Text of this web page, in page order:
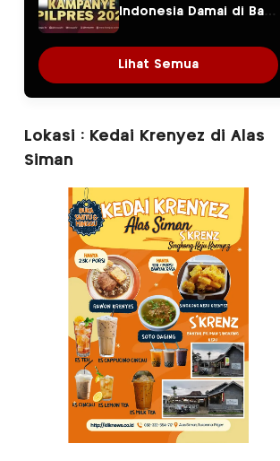
Indonesia Damai di Balai
Lihat Semua
Lokasi : Kedai Krenyez di Alas
Siman